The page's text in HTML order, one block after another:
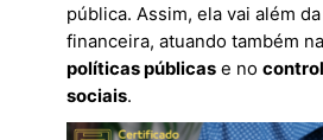
pública. Assim, ela vai além
financeira, atuando também na
políticas públicas e no
sociais.